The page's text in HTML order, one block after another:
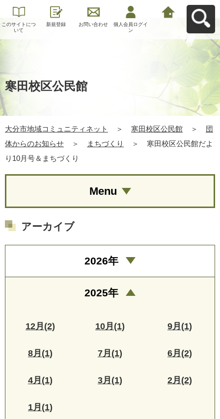
このサイトにつ
いて
新規登録 お問い合わせ
個人会員ログイ
ン
寒田校区公民館
大分市地域コミュニティネット ＞ 寒田校区公民館 ＞
団
体からのお知らせ
＞ まちづくり ＞
寒田校区公民館だよ
り10月号＆まちづくり
Menu
アーカイブ
2026年
2025年
12月(2) 10月(1) 9月(1)
8月(1) 7月(1) 6月(2)
4月(1) 3月(1) 2月(2)
1月(1)